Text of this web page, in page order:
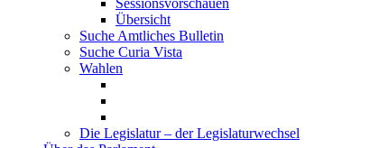
Sessionsvorschauen
Übersicht
Suche Amtliches Bulletin
Suche Curia Vista
Wahlen
Die Legislatur – der Legislaturwechsel